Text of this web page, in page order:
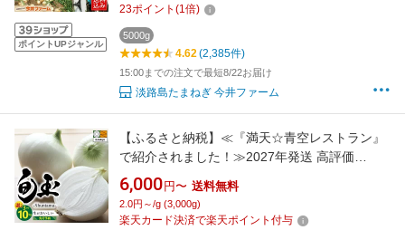
ポイントUPジャンル
23ポイント (1倍)
5000g
4.62(2,385件)
15:00までの注文で最短8/22お届け
淡路島たまねぎ 今井ファーム
【ふるさと納税】≪『満天☆青空レストラン』
で紹介されました！≫2027年発送 高評価
☆5.00 新玉ねぎ 旬玉 選べる容量 3kg 5kg 10kg
とにかく甘い サイズ 混合 農場 神重農産 ブラン
ド玉ねぎ 生がおいしい フレッシュ 玉ねぎ オニ
6,000 円〜 送料無料
2.0円～/g (3,000g)
楽天カード決済で楽天ポイント付与